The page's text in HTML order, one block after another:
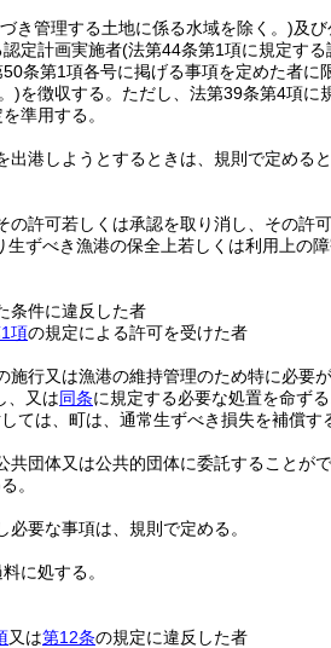
き管理する土地に係る水域を除く。)及
定計画実施者(法第44条第1項に規定す
50条第1項各号に掲げる事項を定めた者に
)を徴収する。 ただし、法第39条第4項に
準用する。
港しようとするときは、規則で定める
の許可若しくは承認を取り消し、その許
ずべき漁港の保全上若しくは利用上の
条件に違反した者
項の規定による許可を受けた者
行又は漁港の維持管理のため特に必要
、又は同条に規定する必要な処置を命ずる
ては、町は、通常生ずべき損失を補償す
団体又は公共的団体に委託することがで
。
要な事項は、規則で定める。
に処する。
又は第12条の規定に違反した者